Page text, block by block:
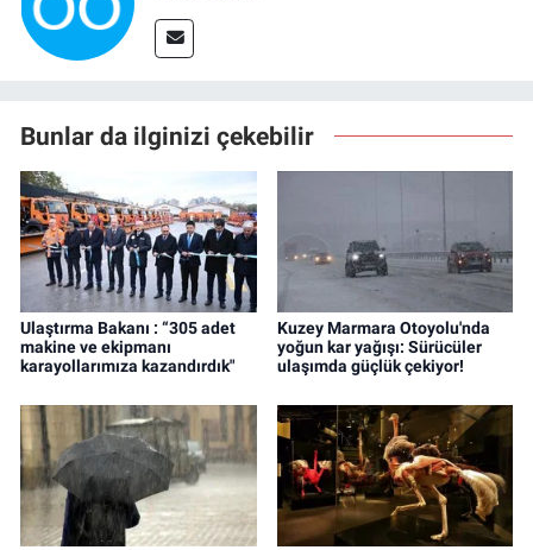
Bunlar da ilginizi çekebilir
Ulaştırma Bakanı : “305 adet
makine ve ekipmanı
karayollarımıza kazandırdık"
Kuzey Marmara Otoyolu'nda
yoğun kar yağışı: Sürücüler
ulaşımda güçlük çekiyor!